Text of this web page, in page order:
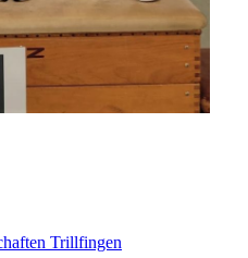
Trillfingen